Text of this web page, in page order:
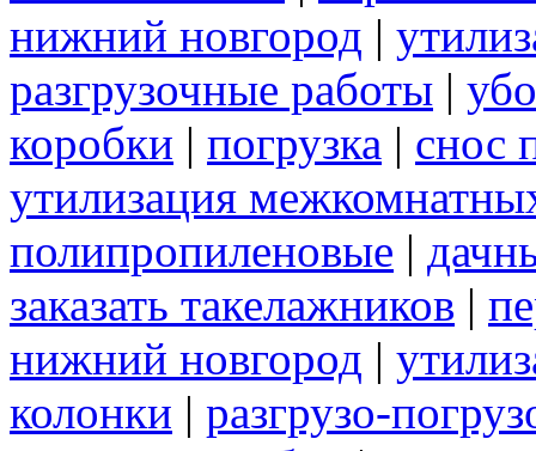
нижний новгород |
разгрузочные работы |
коробки | погрузка | снос
утилизация
полипропиленовые |
заказать такелажников |
нижний новгород |
колонки | разгрузо-